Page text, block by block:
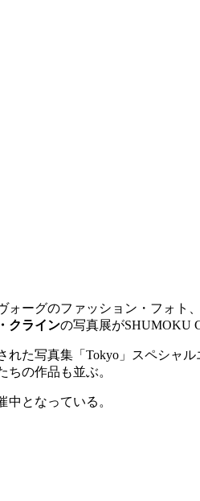
ーグのファッション・フォト
クラインの写真展がSHUMOKU
た写真集「Tokyo」スペシャ
の作品も並ぶ。
となっている。